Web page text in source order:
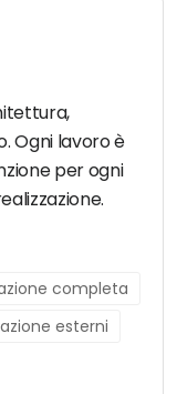
Ogni lavoro è
per ogni
completa
esterni